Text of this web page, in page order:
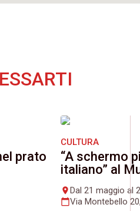
prato
CULTURA
“A schermo
italiano” al
placeDal 21 maggio al
calendar_todayVia Montebello